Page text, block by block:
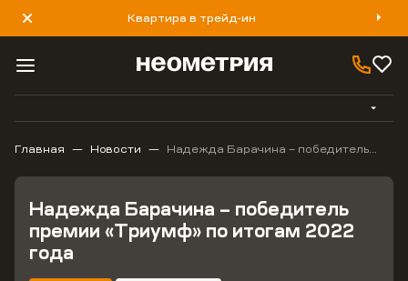
Квартира в трейд-ин
8 800 777 40 93
Главная Новости Надежда Барачина – победитель
Надежда Барачина – победитель
премии «Триумф» по итогам 2022
года